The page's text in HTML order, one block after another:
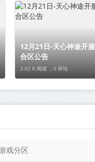
12月21日-天心神途开
合区公告
2.02 K 阅读 ， 0 评论